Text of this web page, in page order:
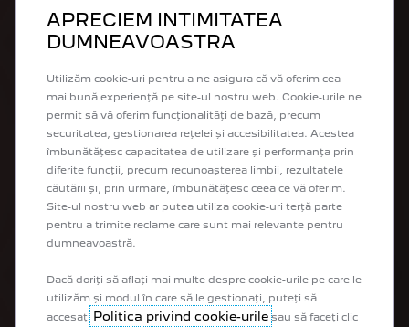
Baterie
Baterie de înaltă densitate de
Cilindrii 2,6 litri
520 kW pe puntea spate
(conform BOP)
APRECIEM INTIMITATEA
DUMNEAVOASTRA
Utilizăm cookie-uri pentru a ne asigura că vă oferim cea
mai bună experiență pe site-ul nostru web. Cookie-urile ne
permit să vă oferim funcționalități de bază, precum
securitatea, gestionarea rețelei și accesibilitatea. Acestea
îmbunătățesc capacitatea de utilizare și performanța prin
diferite funcții, precum recunoașterea limbii, rezultatele
căutării și, prin urmare, îmbunătățesc ceea ce vă oferim.
Site-ul nostru web ar putea utiliza cookie-uri terță parte
pentru a trimite reclame care sunt mai relevante pentru
dumneavoastră.
Dacă doriți să aflați mai multe despre cookie-urile pe care le
utilizăm și modul în care să le gestionați, puteți să
accesați Politica privind cookie-urile sau să faceți clic